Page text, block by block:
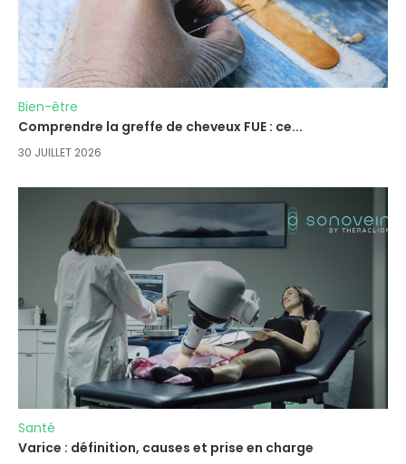
Bien-être
Comprendre la greffe de cheveux FUE : ce...
30 JUILLET 2026
Santé
Varice : définition, causes et prise en charge